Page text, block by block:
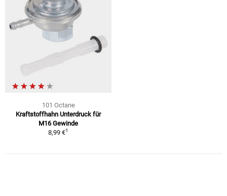
101 Octane
Kraftstoffhahn Unterdruck für
M16 Gewinde
8,99 €1